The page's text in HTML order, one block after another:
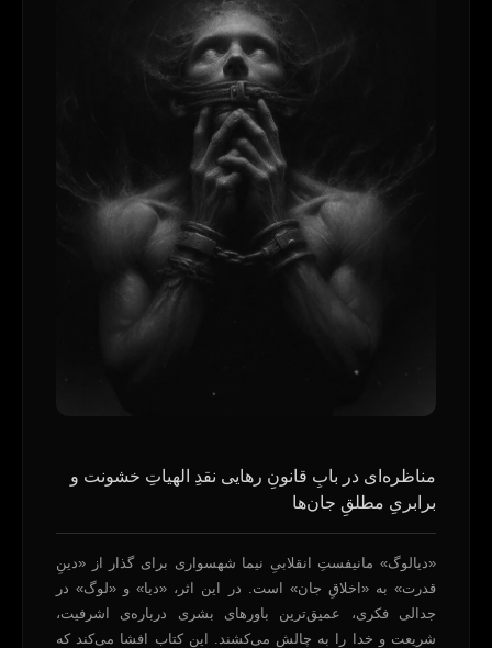
مناظره‌ای در بابِ قانونِ رهایی نقدِ الهیاتِ خشونت و
برابریِ مطلقِ جان‌ها
«دیالوگ» مانیفستِ انقلابیِ نیما شهسواری برای گذار از «دینِ
قدرت» به «اخلاقِ جان» است. در این اثر، «دیا» و «لوگ» در
جدالی فکری، عمیق‌ترین باورهای بشری درباره‌ی اشرفیت،
شریعت و خدا را به چالش می‌کشند. این کتاب افشا می‌کند که